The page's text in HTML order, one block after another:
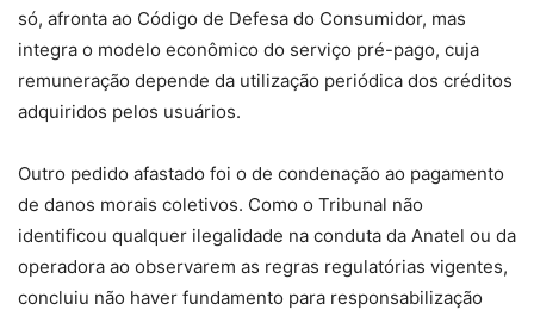
só, afronta ao Código de Defesa do Consumidor, mas
integra o modelo econômico do serviço pré-pago, cuja
remuneração depende da utilização periódica dos créditos
adquiridos pelos usuários.
Outro pedido afastado foi o de condenação ao pagamento
de danos morais coletivos. Como o Tribunal não
identificou qualquer ilegalidade na conduta da Anatel ou da
operadora ao observarem as regras regulatórias vigentes,
concluiu não haver fundamento para responsabilização